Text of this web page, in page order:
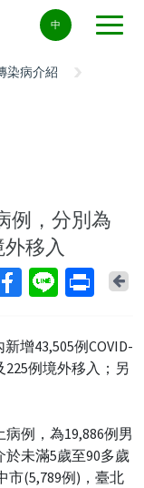
中
染病介紹
例，分別為
移入
增43,505例COVID-
225例境外移入；另
例，為19,886例男
於未滿5歲至90多歲
市(5,789例)，臺北